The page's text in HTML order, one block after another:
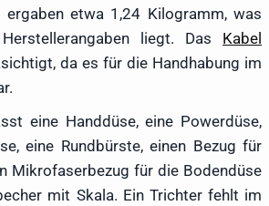
ergaben etwa 1,24 Kilogramm, was
liegt. Das Kabel
da es für die Handhabung im
eine Handdüse, eine Powerdüse,
eine Rundbürste, einen Bezug für
Mikrofaserbezug für die Bodendüse
mit Skala. Ein Trichter fehlt im